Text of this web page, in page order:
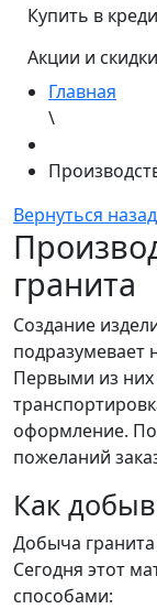
Купить в
Акции и скидки
Главная
\
Вернуться назад
гранита
Создание
подразумевает
Первыми из них
оформление.
пожеланий
Как
Добыча
Сегодня этот
способами: